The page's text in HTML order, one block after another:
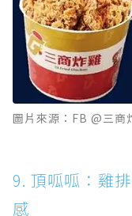
圖片來源：FB @三商
9. 頂呱呱：雞
感